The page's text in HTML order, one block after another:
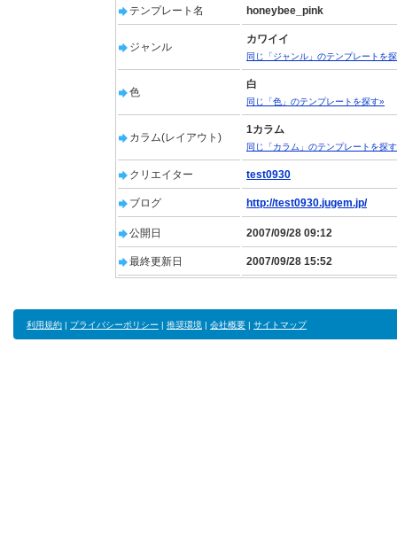
テンプレート名 honeybee_pink
ジャンル
カワイイ
同じ「ジャンル」のテンプレートを
色
白
同じ「色」のテンプレートを探す»
カラム(レイアウト)
1カラム
同じ「カラム」のテンプレートを探
クリエイター test0930
ブログ http://test0930.jugem.jp/
公開日 2007/09/28 09:12
最終更新日 2007/09/28 15:52
利用規約 | プライバシーポリシー | 推奨環境 | 会社概要 | サイトマップ